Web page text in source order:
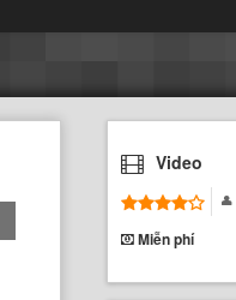
Video
Miễn phí